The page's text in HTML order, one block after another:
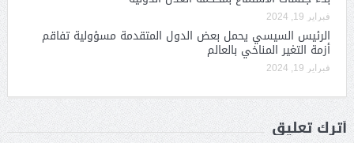
فبراير 19, 2024
الرئيس السيسي يحمل بعض الدول المتقدمة مسؤولية تفاقم
أزمة التغير المناخي بالعالم
فبراير 19, 2024
أترك تعليق